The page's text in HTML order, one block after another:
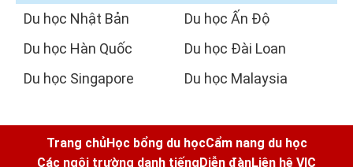
Du học Nhật Bản
Du học Hàn Quốc
Du học Singapore
Du học Ấn Độ
Du học Đài Loan
Du học Malaysia
Trang chủHọc bổng du họcCẩm nang du học
Các ngôi trường danh tiếngDiễn đànLiên hệ VIC